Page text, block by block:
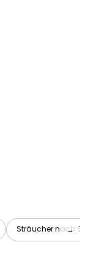
Sträucher nach
→